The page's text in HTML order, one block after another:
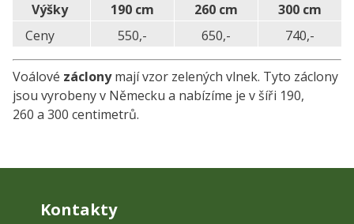
Výšky
190 cm 260 cm
300 cm
Ceny
550,- 650,- 740,-
Voálové záclonymají vzor zelených vlnek. Tyto záclony
jsou vyrobeny v Německu a nabízíme je v šíři 190,
260 a 300 cen­timetrů.
Kontakty